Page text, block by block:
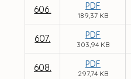
606. PDF
189,37 KB
607. PDF
303,94 KB
608. PDF
297,74 KB